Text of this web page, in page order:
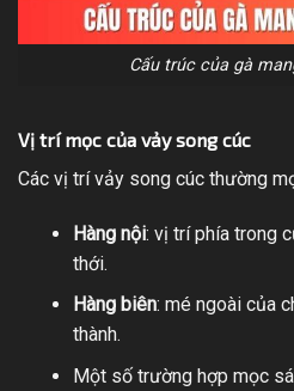
Cấu trúc của gà
Vị trí mọc của vảy song cúc
Các vị trí vảy song cúc thường
Hàng nội: vị trí phía trong
thới.
Hàng biên: mé ngoài của
thành.
Một số trường hợp mọc